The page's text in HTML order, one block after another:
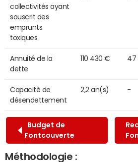
collectivités ayant
souscrit des
emprunts
toxiques
Annuité de la
dette
110 430 € 47
Capacité de
désendettement
2,2 an(s) -
Budget de
Fontcouverte
Méthodologie :